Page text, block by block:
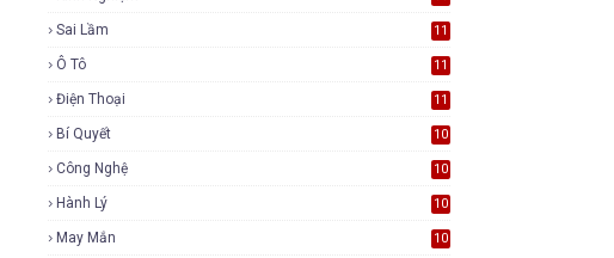
Sai Lầm 11
Ô Tô 11
Điện Thoại 11
Bí Quyết 10
Công Nghệ 10
Hành Lý 10
May Mắn 10